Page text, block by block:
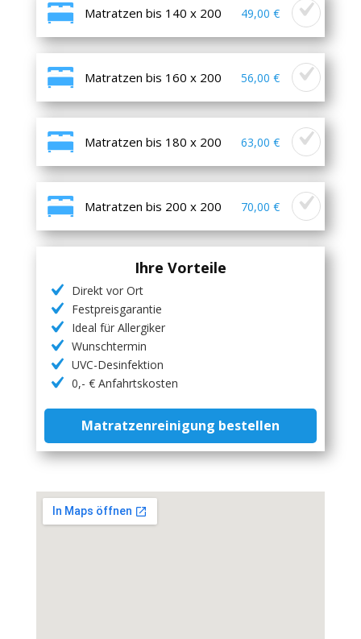
Matratzen bis 140 x 200 49,00 €
Matratzen bis 160 x 200 56,00 €
Matratzen bis 180 x 200 63,00 €
Matratzen bis 200 x 200 70,00 €
Ihre Vorteile
Direkt vor Ort
Festpreisgarantie
Ideal für Allergiker
Wunschtermin
UVC-Desinfektion
0,- € Anfahrtskosten
Matratzenreinigung bestellen